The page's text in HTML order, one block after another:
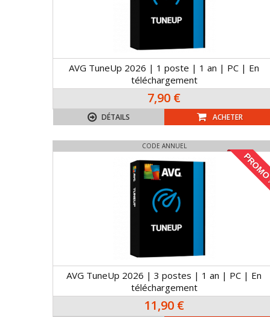
AVG TuneUp 2026 | 1 poste | 1 an | PC | En
téléchargement
7,90 €
DÉTAILS ACHETER
CODE ANNUEL
AVG TuneUp 2026 | 3 postes | 1 an | PC | En
téléchargement
11,90 €